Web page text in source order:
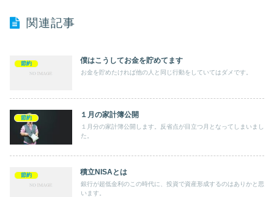
関連記事
節約 僕はこうしてお金を貯めてます
お金を貯めたければ他の人と同じ行動をしていてはダメです。
節約 １月の家計簿公開
１月分の家計簿公開します。反省点が目立つ月となってしまいまし
た。
節約 積立NISAとは
銀行が超低金利のこの時代に、投資で資産形成するのはありかと思
います。